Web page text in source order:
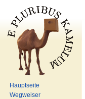
Hauptseite
Wegweiser